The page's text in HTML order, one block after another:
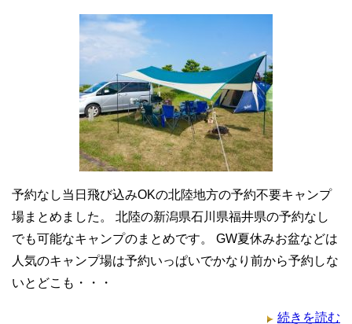
予約なし当日飛び込みOKの北陸地方の予約不要キャンプ
場まとめました。 北陸の新潟県石川県福井県の予約なし
でも可能なキャンプのまとめです。 GW夏休みお盆などは
人気のキャンプ場は予約いっぱいでかなり前から予約しな
いとどこも・・・
続きを読む